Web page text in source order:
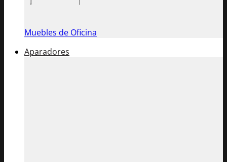
Muebles de Oficina
Aparadores